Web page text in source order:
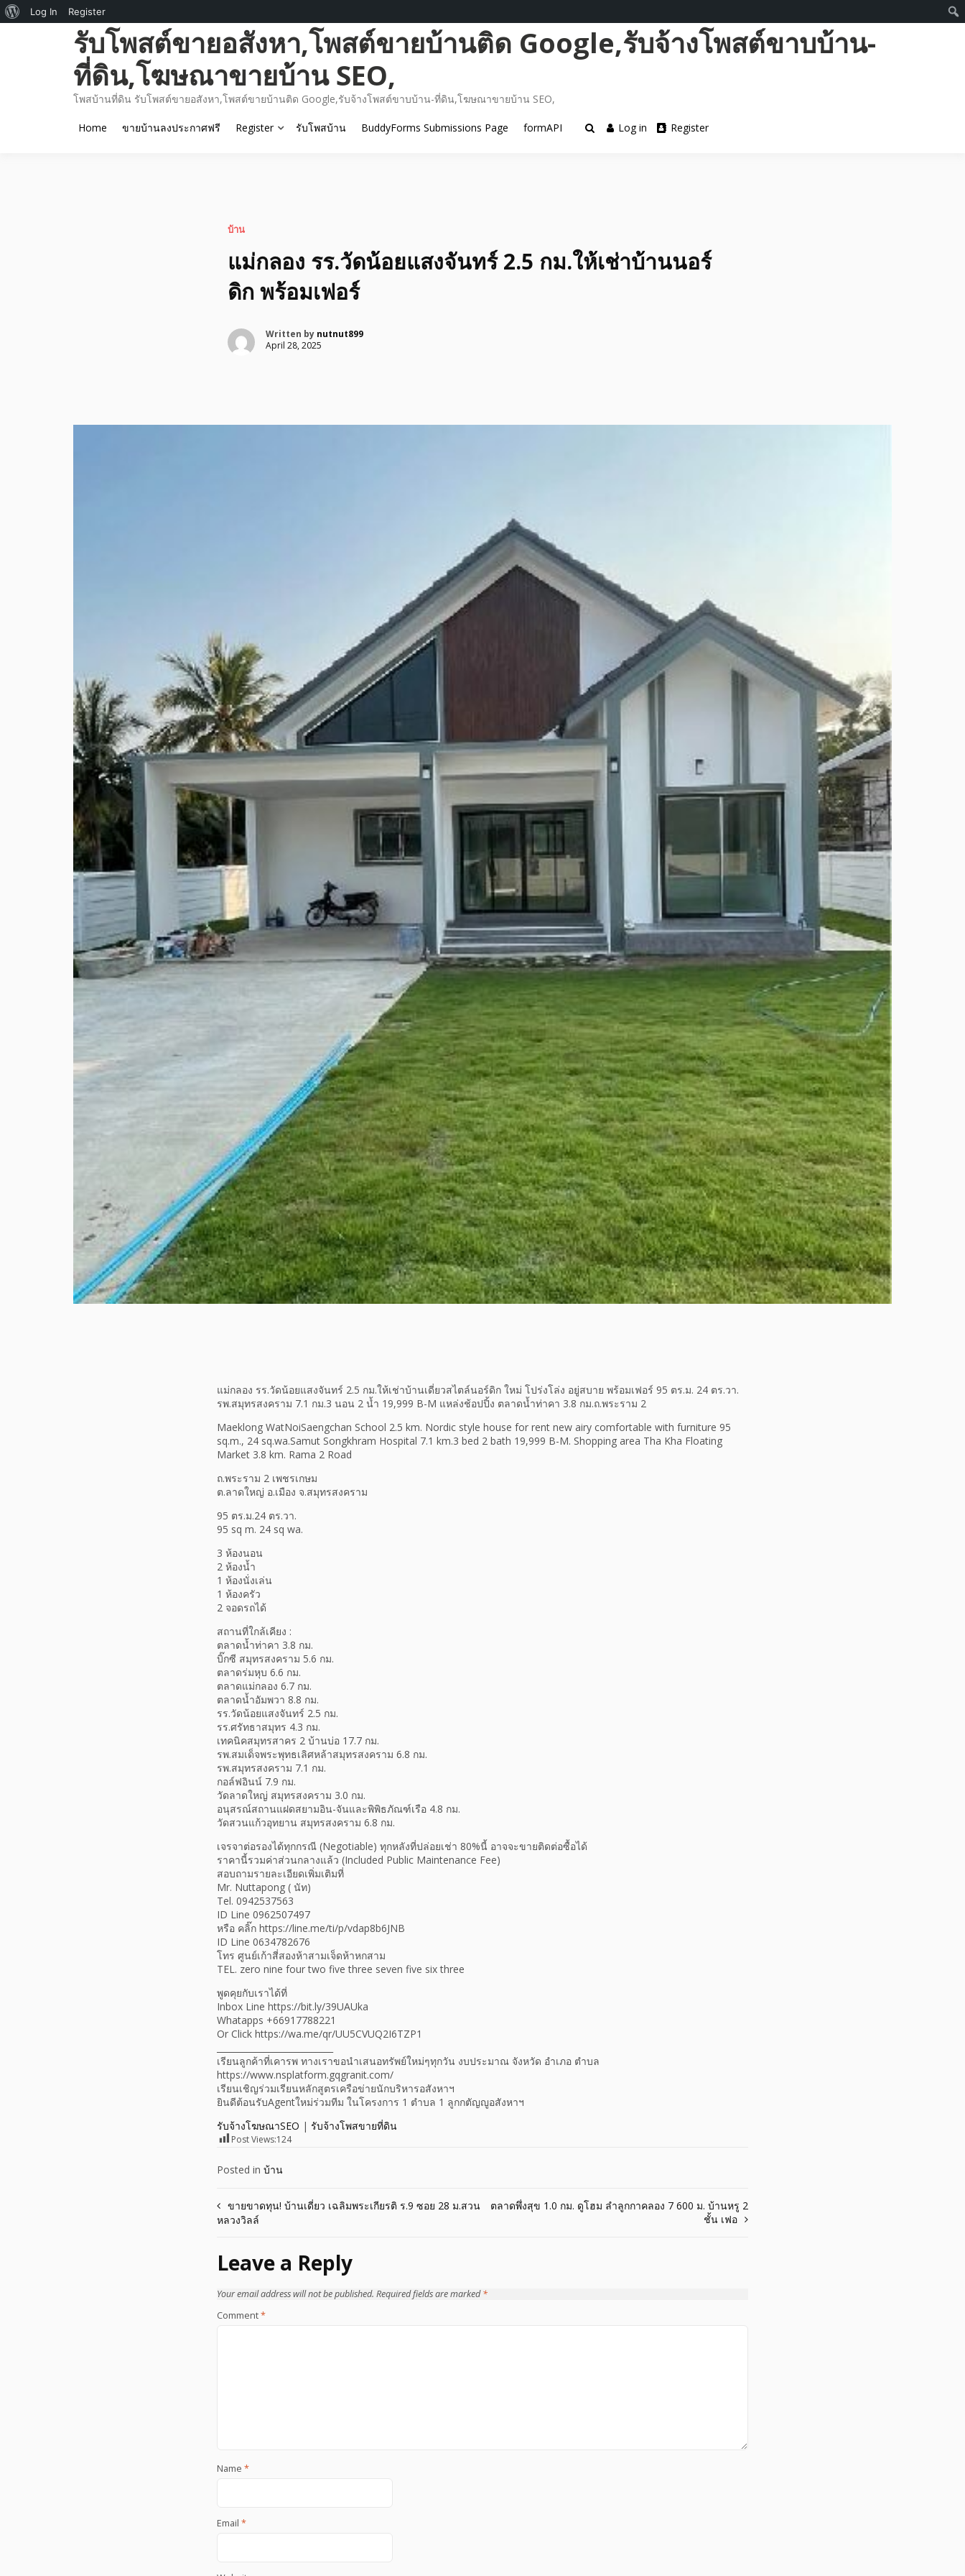
รับโพสต์ขายอสังหา,โพสต์ขายบ้านติด Google,รับจ้างโพสต์ขาบบ้าน-
ที่ดิน,โฆษณาขายบ้าน SEO,
โพสบ้านที่ดิน รับโพสต์ขายอสังหา,โพสต์ขายบ้านติด Google,รับจ้างโพสต์ขาบบ้าน-ที่ดิน,โฆษณาขายบ้าน SEO,
Home ขายบ้านลงประกาศฟรี Register รับโพสบ้าน BuddyForms Submissions Page formAPI Log in Register
บ้าน
แม่กลอง รร.วัดน้อยแสงจันทร์ 2.5 กม.ให้เช่าบ้านนอร์
ดิก พร้อมเฟอร์
Written by nutnut899
April 28, 2025
แม่กลอง รร.วัดน้อยแสงจันทร์ 2.5 กม.ให้เช่าบ้านเดี่ยวสไตล์นอร์ดิก ใหม่ โปร่งโล่ง อยู่สบาย พร้อมเฟอร์ 95 ตร.ม. 24 ตร.วา.
รพ.สมุทรสงคราม 7.1 กม.3 นอน 2 น้ำ 19,999 B-M แหล่งช้อปปิ้ง ตลาดน้ำท่าคา 3.8 กม.ถ.พระราม 2
Maeklong WatNoiSaengchan School 2.5 km. Nordic style house for rent new airy comfortable with furniture 95
sq.m., 24 sq.wa.Samut Songkhram Hospital 7.1 km.3 bed 2 bath 19,999 B-M. Shopping area Tha Kha Floating
Market 3.8 km. Rama 2 Road
ถ.พระราม 2 เพชรเกษม
ต.ลาดใหญ่ อ.เมือง จ.สมุทรสงคราม
95 ตร.ม.24 ตร.วา.
95 sq m. 24 sq wa.
3 ห้องนอน
2 ห้องน้ำ
1 ห้องนั่งเล่น
1 ห้องครัว
2 จอดรถได้
สถานที่ใกล้เคียง :
ตลาดน้ำท่าคา 3.8 กม.
บิ๊กซี สมุทรสงคราม 5.6 กม.
ตลาดร่มหุบ 6.6 กม.
ตลาดแม่กลอง 6.7 กม.
ตลาดน้ำอัมพวา 8.8 กม.
รร.วัดน้อยแสงจันทร์ 2.5 กม.
รร.ศรัทธาสมุทร 4.3 กม.
เทคนิคสมุทรสาคร 2 บ้านบ่อ 17.7 กม.
รพ.สมเด็จพระพุทธเลิศหล้าสมุทรสงคราม 6.8 กม.
รพ.สมุทรสงคราม 7.1 กม.
กอล์ฟอินน์ 7.9 กม.
วัดลาดใหญ่ สมุทรสงคราม 3.0 กม.
อนุสรณ์สถานแฝดสยามอิน-จันและพิพิธภัณฑ์เรือ 4.8 กม.
วัดสวนแก้วอุทยาน สมุทรสงคราม 6.8 กม.
เจรจาต่อรองได้ทุกกรณี (Negotiable) ทุกหลังที่ปล่อยเช่า 80%นี้ อาจจะขายติดต่อซื้อได้
ราคานี้รวมค่าส่วนกลางแล้ว (Included Public Maintenance Fee)
สอบถามรายละเอียดเพิ่มเติมที่
Mr. Nuttapong ( นัท)
Tel. 0942537563
ID Line 0962507497
หรือ คลิ๊ก https://line.me/ti/p/vdap8b6JNB
ID Line 0634782676
โทร ศูนย์เก้าสี่สองห้าสามเจ็ดห้าหกสาม
TEL. zero nine four two five three seven five six three
พูดคุยกับเราได้ที่
Inbox Line https://bit.ly/39UAUka
Whatapps +66917788221
Or Click https://wa.me/qr/UU5CVUQ2I6TZP1
เรียนลูกค้าที่เคารพ ทางเราขอนำเสนอทรัพย์ใหม่ๆทุกวัน งบประมาณ จังหวัด อำเภอ ตำบล
https://www.nsplatform.gqgranit.com/
เรียนเชิญร่วมเรียนหลักสูตรเครือข่ายนักบริหารอสังหาฯ
ยินดีต้อนรับAgentใหม่ร่วมทีม ในโครงการ 1 ตำบล 1 ลูกกตัญญูอสังหาฯ
รับจ้างโฆษณาSEO | รับจ้างโพสขายที่ดิน
Post Views:124
Posted in บ้าน
Post
ขายขาดทุน! บ้านเดี่ยว เฉลิมพระเกียรติ ร.9 ซอย 28 ม.สวน
หลวงวิลล์
ตลาดพึ่งสุข 1.0 กม. ดูโฮม ลำลูกกาคลอง 7 600 ม. บ้านหรู 2
ชั้น เฟอ
Leave a Reply
Your email address will not be published. Required fields are marked*
Comment*
Name *
Email *
About
Log In Register